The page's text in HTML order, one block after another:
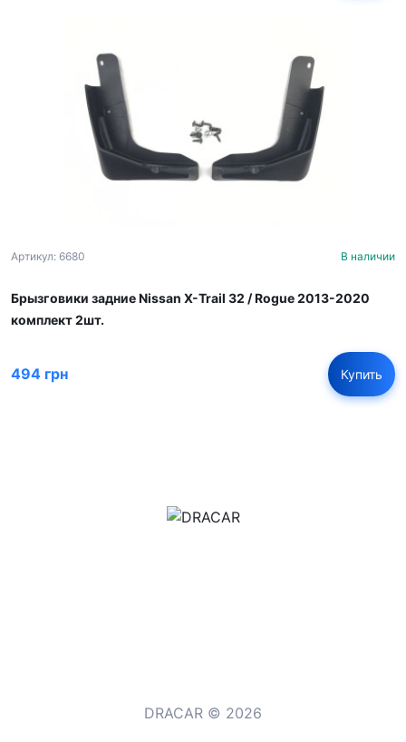
Артикул: 6680 В наличии
Брызговики задние Nissan X-Trail 32 / Rogue 2013-2020
комплект 2шт.
494 грн Купить
DRACAR © 2026